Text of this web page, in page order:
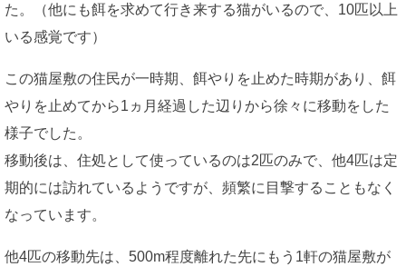
た。（他にも餌を求めて行き来する猫がいるので、10匹以上
いる感覚です）
この猫屋敷の住民が一時期、餌やりを止めた時期があり、餌
やりを止めてから1ヵ月経過した辺りから徐々に移動をした
様子でした。
移動後は、住処として使っているのは2匹のみで、他4匹は定
期的には訪れているようですが、頻繁に目撃することもなく
なっています。
他4匹の移動先は、500m程度離れた先にもう1軒の猫屋敷が